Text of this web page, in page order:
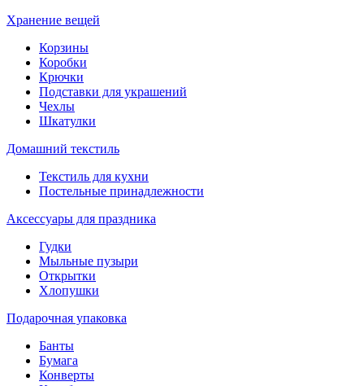
Хранение вещей
Корзины
Коробки
Крючки
Подставки для украшений
Чехлы
Шкатулки
Домашний текстиль
Текстиль для кухни
Постельные принадлежности
Аксессуары для праздника
Гудки
Мыльные пузыри
Открытки
Хлопушки
Подарочная упаковка
Банты
Бумага
Конверты